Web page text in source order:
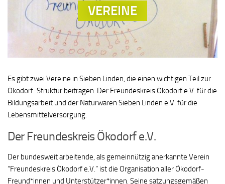
VEREINE
Es gibt zwei Vereine in Sieben Linden, die einen wichtigen Teil zur
Ökodorf-Struktur beitragen. Der Freundeskreis Ökodorf e.V. für die
Bildungsarbeit und der Naturwaren Sieben Linden e.V. für die
Lebensmittelversorgung.
Der Freundeskreis Ökodorf e.V.
Der bundesweit arbeitende, als gemeinnützig anerkannte Verein
“Freundeskreis Ökodorf e.V.” ist die Organisation aller Ökodorf-
Freund*innen und Unterstützer*innen. Seine satzungsgemäßen